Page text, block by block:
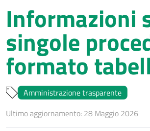
Informazioni
singole
formato
Amministrazione trasparente
Ultimo aggiornamento: 28 Maggio 2026